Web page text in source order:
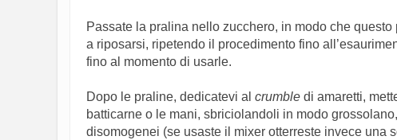
Passate la pralina nello zucchero, in modo che
a riposarsi, ripetendo il procedimento fino
fino al momento di usarle.
Dopo le praline, dedicatevi al crumble di amaretti,
batticarne o le mani, sbriciolandoli in modo
disomogenei (se usaste il mixer otterreste invece una